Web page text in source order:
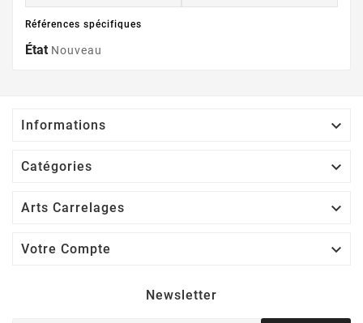
Références spécifiques
État Nouveau
Informations 
Catégories 
Arts Carrelages 
Votre Compte 
Newsletter